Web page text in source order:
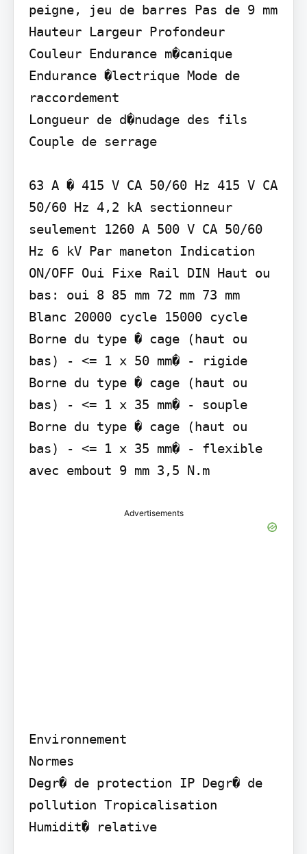
peigne, jeu de barres Pas de 9 mm
Hauteur Largeur Profondeur
Couleur Endurance m�canique
Endurance �lectrique Mode de
raccordement
Longueur de d�nudage des fils
Couple de serrage
63 A � 415 V CA 50/60 Hz 415 V CA
50/60 Hz 4,2 kA sectionneur
seulement 1260 A 500 V CA 50/60
Hz 6 kV Par maneton Indication
ON/OFF Oui Fixe Rail DIN Haut ou
bas: oui 8 85 mm 72 mm 73 mm
Blanc 20000 cycle 15000 cycle
Borne du type � cage (haut ou
bas) - <= 1 x 50 mm� - rigide
Borne du type � cage (haut ou
bas) - <= 1 x 35 mm� - souple
Borne du type � cage (haut ou
bas) - <= 1 x 35 mm� - flexible
avec embout 9 mm 3,5 N.m
Advertisements
Environnement
Normes
Degr� de protection IP Degr� de
pollution Tropicalisation
Humidit� relative